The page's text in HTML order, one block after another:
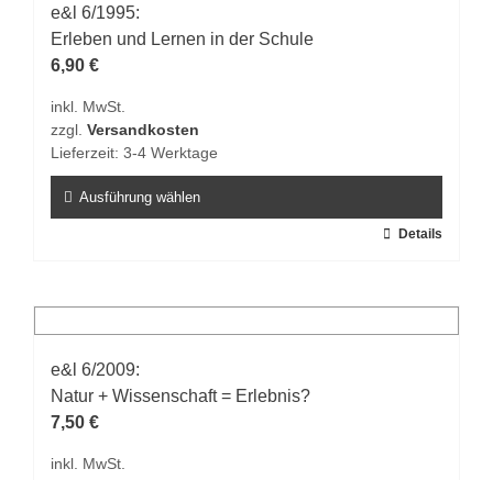
auf.
Die
Optionen
auf
der
gewählt
werden
e&l 6/1995:
Erleben und Lernen in der Schule
6,90 €
inkl. MwSt.
zzgl. Versandkosten
Lieferzeit: 3-4 Werktage
Ausführung wählen
Varianten
auf.
Die
Optionen
auf
Details
e&l 6/2009:
Natur + Wissenschaft = Erlebnis?
7,50 €
inkl. MwSt.